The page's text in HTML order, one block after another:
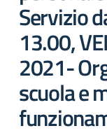
Servizio
13.00,
2021-
scuola e